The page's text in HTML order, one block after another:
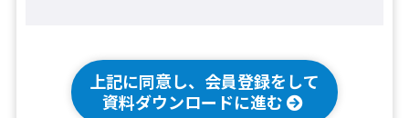
上記に同意し、会員登録をして
資料ダウンロードに進む